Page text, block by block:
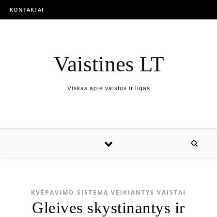
KONTAKTAI
Vaistines LT
Viskas apie vaistus ir ligas
KVĖPAVIMO SISTEMĄ VEIKIANTYS VAISTAI
Gleives skystinantys ir